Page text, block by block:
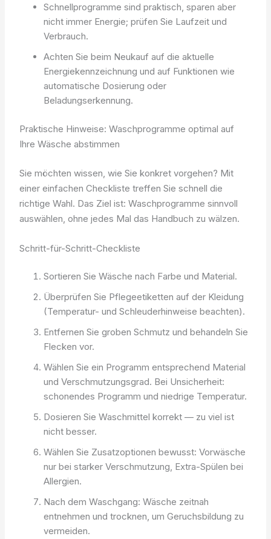
Schnellprogramme sind praktisch, sparen aber
nicht immer Energie; prüfen Sie Laufzeit und
Verbrauch.
Achten Sie beim Neukauf auf die aktuelle
Energiekennzeichnung und auf Funktionen wie
automatische Dosierung oder
Beladungserkennung.
Praktische Hinweise: Waschprogramme optimal auf
Ihre Wäsche abstimmen
Sie möchten wissen, wie Sie konkret vorgehen? Mit
einer einfachen Checkliste treffen Sie schnell die
richtige Wahl. Das Ziel ist: Waschprogramme sinnvoll
auswählen, ohne jedes Mal das Handbuch zu wälzen.
Schritt-für-Schritt-Checkliste
Sortieren Sie Wäsche nach Farbe und Material.
Überprüfen Sie Pflegeetiketten auf der Kleidung
(Temperatur- und Schleuderhinweise beachten).
Entfernen Sie groben Schmutz und behandeln Sie
Flecken vor.
Wählen Sie ein Programm entsprechend Material
und Verschmutzungsgrad. Bei Unsicherheit:
schonendes Programm und niedrige Temperatur.
Dosieren Sie Waschmittel korrekt — zu viel ist
nicht besser.
Wählen Sie Zusatzoptionen bewusst: Vorwäsche
nur bei starker Verschmutzung, Extra-Spülen bei
Allergien.
Nach dem Waschgang: Wäsche zeitnah
entnehmen und trocknen, um Geruchsbildung zu
vermeiden.